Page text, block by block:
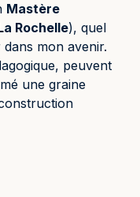
Mastère
Rochelle), quel
mon avenir.
peuvent
une graine